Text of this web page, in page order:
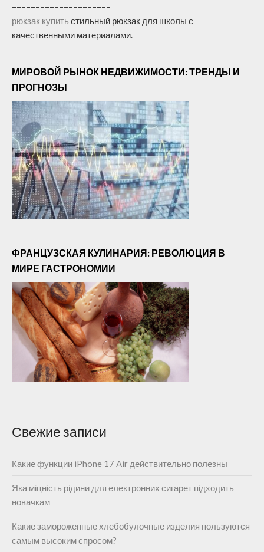
–––––––––––––––––––––
рюкзак купить стильный рюкзак для школы с
качественными материалами.
МИРОВОЙ РЫНОК НЕДВИЖИМОСТИ: ТРЕНДЫ И
ПРОГНОЗЫ
ФРАНЦУЗСКАЯ КУЛИНАРИЯ: РЕВОЛЮЦИЯ В
МИРЕ ГАСТРОНОМИИ
Свежие записи
Какие функции iPhone 17 Air действительно полезны
Яка міцність рідини для електронних сигарет підходить
новачкам
Какие замороженные хлебобулочные изделия пользуются
самым высоким спросом?